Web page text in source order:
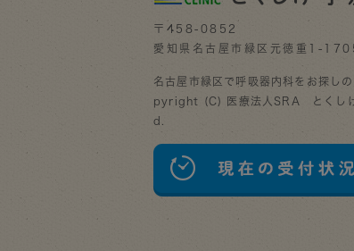
〒458-0852
愛知県名古屋市緑区元徳重1-
名古屋市緑区で呼吸器内科をお探し
pyright (C) 医療法人SRA とくし
d.